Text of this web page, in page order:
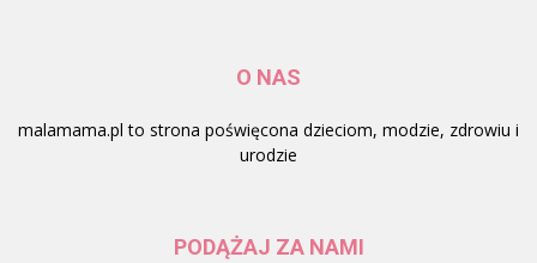
O NAS
malamama.pl to strona poświęcona dzieciom, modzie, zdrowiu i
urodzie
PODĄŻAJ ZA NAMI